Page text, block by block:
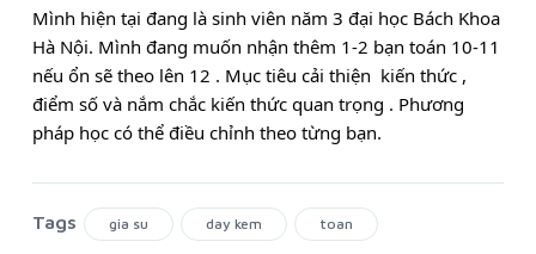
Mình hiện tại đang là sinh viên năm 3 đại học Bách Khoa
Hà Nội. Mình đang muốn nhận thêm 1-2 bạn toán 10-11
nếu ổn sẽ theo lên 12 . Mục tiêu cải thiện  kiến thức ,
điểm số và nắm chắc kiến thức quan trọng . Phương
pháp học có thể điều chỉnh theo từng bạn.
Tags gia su day kem toan